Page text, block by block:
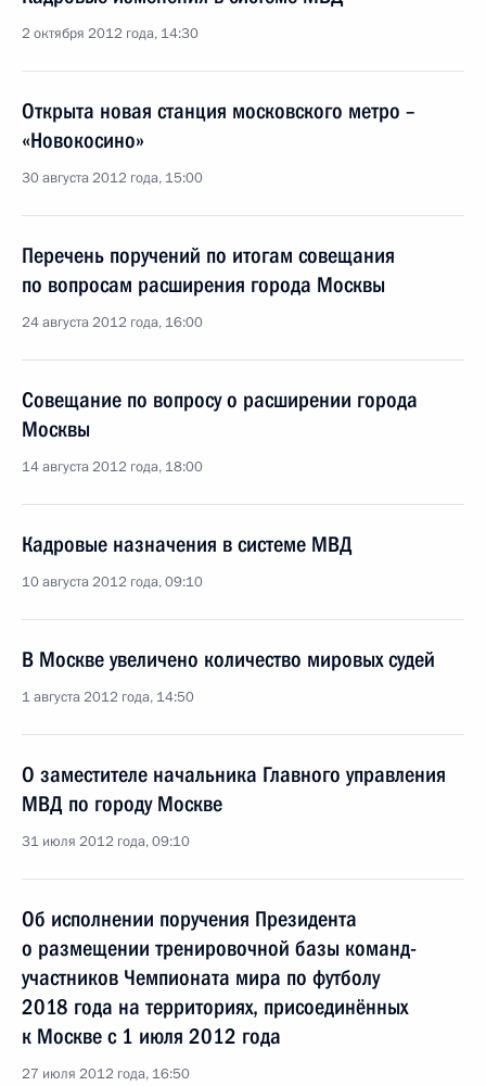
2 октября 2012 года, 14:30
Открыта новая станция московского метро –
«Новокосино»
30 августа 2012 года, 15:00
Перечень поручений по итогам совещания
по вопросам расширения города Москвы
24 августа 2012 года, 16:00
Совещание по вопросу о расширении города
Москвы
14 августа 2012 года, 18:00
Кадровые назначения в системе МВД
10 августа 2012 года, 09:10
В Москве увеличено количество мировых судей
1 августа 2012 года, 14:50
О заместителе начальника Главного управления
МВД по городу Москве
31 июля 2012 года, 09:10
Об исполнении поручения Президента
о размещении тренировочной базы команд-
участников Чемпионата мира по футболу
2018 года на территориях, присоединённых
к Москве с 1 июля 2012 года
27 июля 2012 года, 16:50